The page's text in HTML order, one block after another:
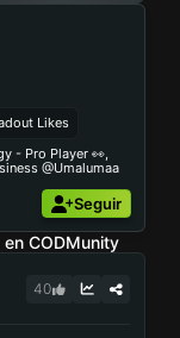
Likes
- Pro Player 👀,
@umalumaa
Seguir
CODMunity
40